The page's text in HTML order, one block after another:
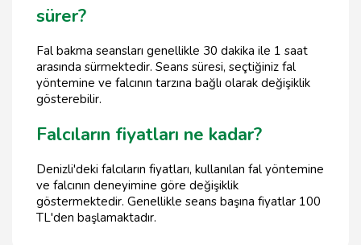
sürer?
Fal bakma seansları genellikle 30 dakika ile 1 saat
arasında sürmektedir. Seans süresi, seçtiğiniz fal
yöntemine ve falcının tarzına bağlı olarak değişiklik
gösterebilir.
Falcıların fiyatları ne kadar?
Denizli'deki falcıların fiyatları, kullanılan fal yöntemine
ve falcının deneyimine göre değişiklik
göstermektedir. Genellikle seans başına fiyatlar 100
TL'den başlamaktadır.